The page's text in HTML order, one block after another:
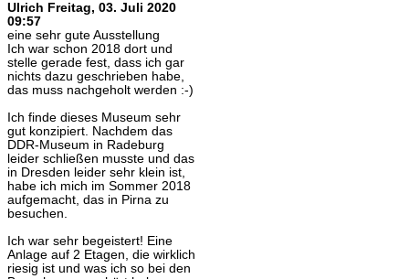
Ulrich Freitag, 03. Juli 2020
09:57
eine sehr gute Ausstellung
Ich war schon 2018 dort und
stelle gerade fest, dass ich gar
nichts dazu geschrieben habe,
das muss nachgeholt werden :-)
Ich finde dieses Museum sehr
gut konzipiert. Nachdem das
DDR-Museum in Radeburg
leider schließen musste und das
in Dresden leider sehr klein ist,
habe ich mich im Sommer 2018
aufgemacht, das in Pirna zu
besuchen.
Ich war sehr begeistert! Eine
Anlage auf 2 Etagen, die wirklich
riesig ist und was ich so bei den